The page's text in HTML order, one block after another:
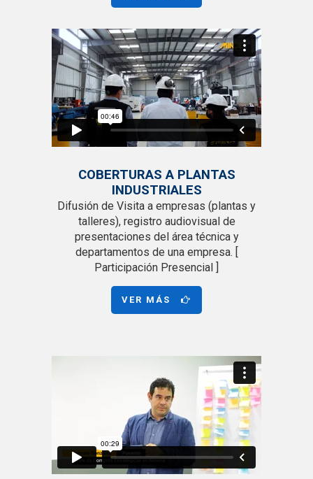
COBERTURAS A PLANTAS
INDUSTRIALES
Difusión de Visita a empresas (plantas y
talleres), registro audiovisual de
presentaciones del área técnica y
departamentos de una empresa. [
Participación Presencial ]
VER MÁS